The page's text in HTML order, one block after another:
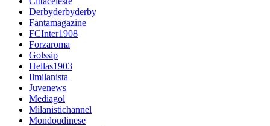
Derbyderbyderby
Fantamagazine
FCInter1908
Forzaroma
Golssip
Hellas1903
Ilmilanista
Juvenews
Mediagol
Milanistichannel
Mondoudinese